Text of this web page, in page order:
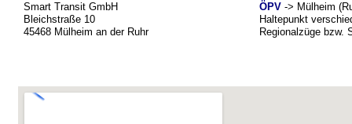
Smart Transit GmbH
Bleichstraße 10
45468 Mülheim an der Ruhr
ÖPV-> Mülheim
Haltepunkt
Regionalzüge bzw.